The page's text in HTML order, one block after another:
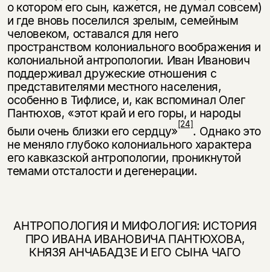
о ко­тором его сын, кажется, не думал совсем)
и где вновь поселился зрелым, се­мейным
человеком, оставался для него
пространством колониального вооб­ражения и
колониальной антропологии. Иван Иванович
поддерживал дружеские отношения с
представителями местного населения,
особенно в Тифлисе, и, как вспоминал Олег
Пантюхов, «этот край и его горы, и народы
были очень близки его сердцу»[24]. Однако это
не меняло глубоко колониаль­ного характера
его кавказской антропологии, проникнутой
темами отстало­сти и дегенерации.
АНТРОПОЛОГИЯ И МИФОЛОГИЯ: ИСТОРИЯ
ПРО ИВАНА ИВАНОВИЧА ПАНТЮХОВА,
КНЯЗЯ АНЧАБАДЗЕ И ЕГО СЫНА ЧАГО